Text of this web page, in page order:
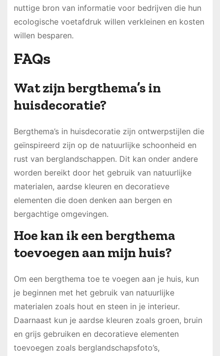
nuttige bron van informatie voor bedrijven die hun
ecologische voetafdruk willen verkleinen en kosten
willen besparen.
FAQs
Wat zijn bergthema’s in
huisdecoratie?
Bergthema’s in huisdecoratie zijn ontwerpstijlen die
geïnspireerd zijn op de natuurlijke schoonheid en
rust van berglandschappen. Dit kan onder andere
worden bereikt door het gebruik van natuurlijke
materialen, aardse kleuren en decoratieve
elementen die doen denken aan bergen en
bergachtige omgevingen.
Hoe kan ik een bergthema
toevoegen aan mijn huis?
Om een bergthema toe te voegen aan je huis, kun
je beginnen met het gebruik van natuurlijke
materialen zoals hout en steen in je interieur.
Daarnaast kun je aardse kleuren zoals groen, bruin
en grijs gebruiken en decoratieve elementen
toevoegen zoals berglandschapsfoto’s,